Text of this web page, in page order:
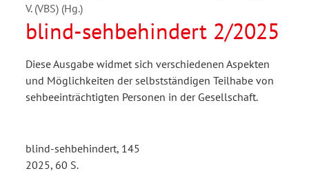
V. (VBS) (Hg.)
blind-sehbehindert 2/2025
Diese Ausgabe widmet sich verschiedenen Aspekten
und Möglichkeiten der selbstständigen Teilhabe von
sehbeeinträchtigten Personen in der Gesellschaft.
blind-sehbehindert, 145
2025, 60 S.